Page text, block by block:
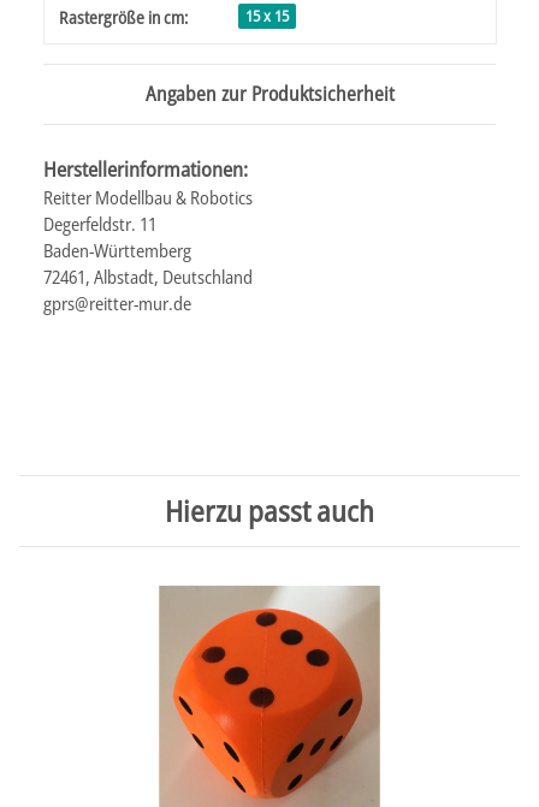
Rastergröße in cm: 15 x 15
Angaben zur Produktsicherheit
Herstellerinformationen:
Reitter Modellbau & Robotics
Degerfeldstr. 11
Baden-Württemberg
72461, Albstadt, Deutschland
gprs@reitter-mur.de
Hierzu passt auch